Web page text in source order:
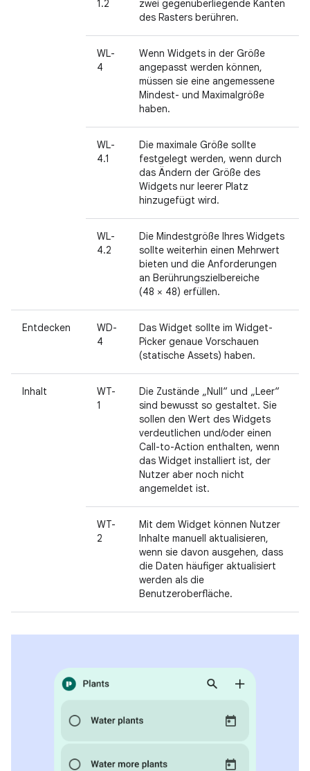
1.2
zwei gegenüberliegende Kanten
des Rasters berühren.
WL-
4
Wenn Widgets in der Größe
angepasst werden können,
müssen sie eine angemessene
Mindest- und Maximalgröße
haben.
WL-
4.1
Die maximale Größe sollte
festgelegt werden, wenn durch
das Ändern der Größe des
Widgets nur leerer Platz
hinzugefügt wird.
WL-
4.2
Die Mindestgröße Ihres Widgets
sollte weiterhin einen Mehrwert
bieten und die Anforderungen
an Berührungszielbereiche
(48 × 48) erfüllen.
Entdecken
WD-
4
Das Widget sollte im Widget-
Picker genaue Vorschauen
(statische Assets) haben.
Inhalt
WT-
1
Die Zustände „Null“ und „Leer“
sind bewusst so gestaltet. Sie
sollen den Wert des Widgets
verdeutlichen und/oder einen
Call-to-Action enthalten, wenn
das Widget installiert ist, der
Nutzer aber noch nicht
angemeldet ist.
WT-
2
Mit dem Widget können Nutzer
Inhalte manuell aktualisieren,
wenn sie davon ausgehen, dass
die Daten häufiger aktualisiert
werden als die
Benutzeroberfläche.